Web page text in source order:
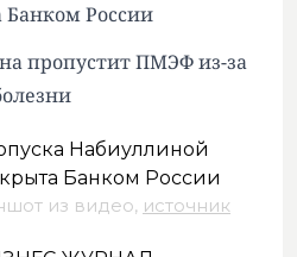
Банком России
пропустит ПМЭФ из-за
из видео, источник